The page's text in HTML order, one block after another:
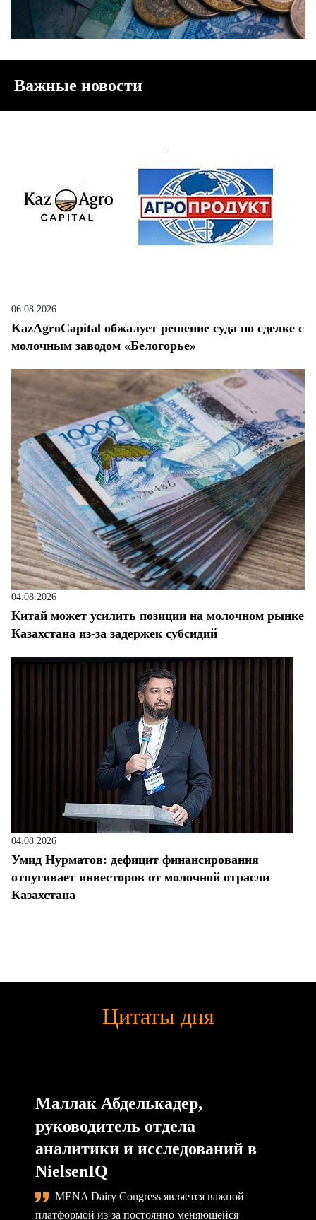
Важные новости
06.08.2026
KazAgroCapital обжалует решение суда по сделке с
молочным заводом «Белогорье»
04.08.2026
Китай может усилить позиции на молочном рынке
Казахстана из-за задержек субсидий
04.08.2026
Умид Нурматов: дефицит финансирования
отпугивает инвесторов от молочной отрасли
Казахстана
Цитаты дня
Маллак Абделькадер,
руководитель отдела
аналитики и исследований в
NielsenIQ
MENA Dairy Congress является важной
платформой из-за постоянно меняющейся